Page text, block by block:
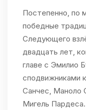
Постепенно, по
победные
Следующего
двадцать лет,
главе с Эмилио
сподвижниками
Санчес, Маноло
Мигель